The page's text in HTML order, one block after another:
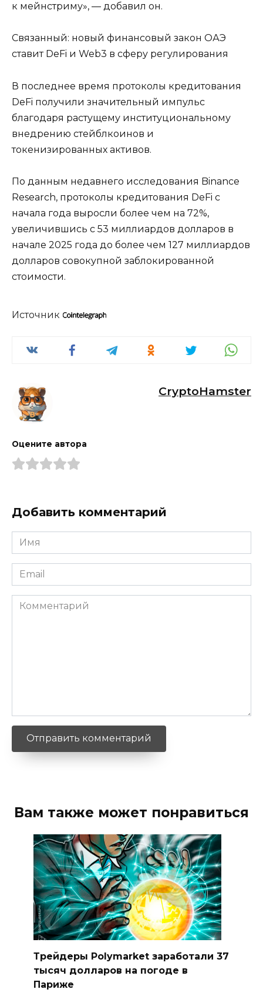
к мейнстриму», — добавил он.
Связанный: новый финансовый закон ОАЭ
ставит DeFi и Web3 в сферу регулирования
В последнее время протоколы кредитования
DeFi получили значительный импульс
благодаря растущему институциональному
внедрению стейблкоинов и
токенизированных активов.
По данным недавнего исследования Binance
Research, протоколы кредитования DeFi с
начала года выросли более чем на 72%,
увеличившись с 53 миллиардов долларов в
начале 2025 года до более чем 127 миллиардов
долларов совокупной заблокированной
стоимости.
Источник
CryptoHamster
Оцените автора
Добавить комментарий
Имя
*
Email
*
Комментарий
Вам также может понравиться
Трейдеры Polymarket заработали 37
тысяч долларов на погоде в
Париже